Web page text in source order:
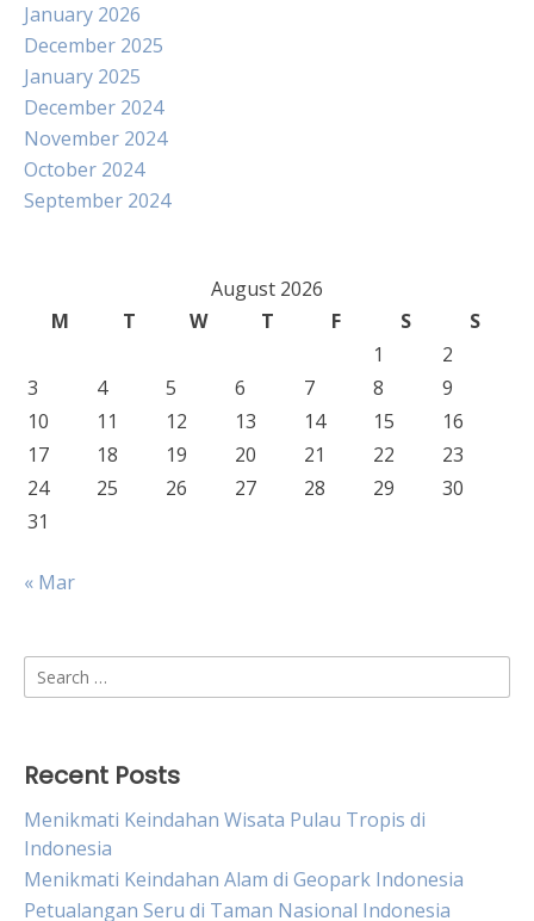
January 2026
December 2025
January 2025
December 2024
November 2024
October 2024
September 2024
August 2026
M
T W T F S
S
1
2
3
4 5 6 7 8
9
10
11 12 13 14 15
16
17
18 19 20 21 22
23
24
25 26 27 28 29
30
31
« Mar
Search
for:
Recent Posts
Menikmati Keindahan Wisata Pulau Tropis di
Indonesia
Menikmati Keindahan Alam di Geopark Indonesia
Petualangan Seru di Taman Nasional Indonesia